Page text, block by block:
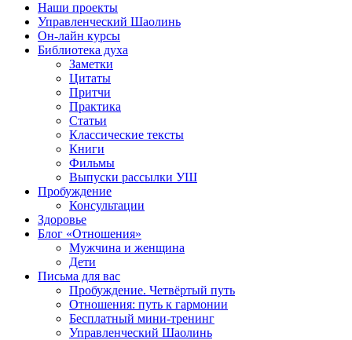
Наши проекты
Управленческий Шаолинь
Он-лайн курсы
Библиотека духа
Заметки
Цитаты
Притчи
Практика
Статьи
Классические тексты
Книги
Фильмы
Выпуски рассылки УШ
Пробуждение
Консультации
Здоровье
Блог «Отношения»
Мужчина и женщина
Дети
Письма для вас
Пробуждение. Четвёртый путь
Отношения: путь к гармонии
Бесплатный мини-тренинг
Управленческий Шаолинь